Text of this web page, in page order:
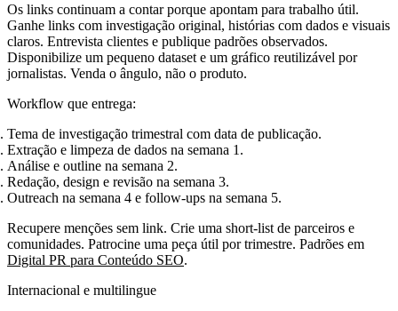
Os links continuam a contar porque apontam para trabalho útil.
Ganhe links com investigação original, histórias com dados e visuais
claros. Entrevista clientes e publique padrões observados.
Disponibilize um pequeno dataset e um gráfico reutilizável por
jornalistas. Venda o ângulo, não o produto.
Workflow que entrega:
Tema de investigação trimestral com data de publicação.
Extração e limpeza de dados na semana 1.
Análise e outline na semana 2.
Redação, design e revisão na semana 3.
Outreach na semana 4 e follow‑ups na semana 5.
Recupere menções sem link. Crie uma short‑list de parceiros e
comunidades. Patrocine uma peça útil por trimestre. Padrões em
Digital PR para Conteúdo SEO.
Internacional e multilingue